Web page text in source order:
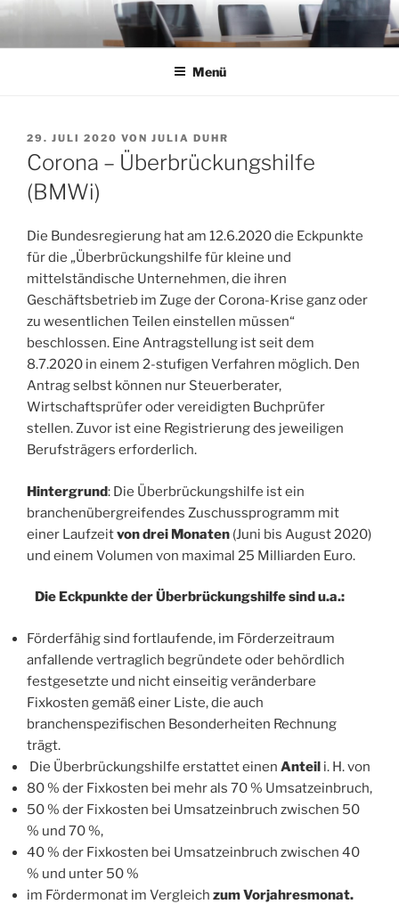
Zum
springen
Menü
VERÖFFENTLICHT
AM
29. JULI 2020 VON JULIA DUHR
Corona – Überbrückungshilfe
(BMWi)
Die Bundesregierung hat am 12.6.2020 die Eckpunkte
für die „Überbrückungshilfe für kleine und
mittelständische Unternehmen, die ihren
Geschäftsbetrieb im Zuge der Corona-Krise ganz oder
zu wesentlichen Teilen einstellen müssen“
beschlossen. Eine Antragstellung ist seit dem
8.7.2020 in einem 2-stufigen Verfahren möglich. Den
Antrag selbst können nur Steuerberater,
Wirtschaftsprüfer oder vereidigten Buchprüfer
stellen. Zuvor ist eine Registrierung des jeweiligen
Berufsträgers erforderlich.
Hintergrund: Die Überbrückungshilfe ist ein
branchenübergreifendes Zuschussprogramm mit
einer Laufzeitvon drei Monaten (Juni bis August 2020)
und einem Volumen von maximal 25 Milliarden Euro.
Die Eckpunkte der Überbrückungshilfe sind u.a.:
Förderfähig sind fortlaufende, im Förderzeitraum
anfallende vertraglich begründete oder behördlich
festgesetzte und nicht einseitig veränderbare
Fixkosten gemäß einer Liste, die auch
branchenspezifischen Besonderheiten Rechnung
trägt.
Die Überbrückungshilfe erstattet einen Anteil i. H. von
80 % der Fixkosten bei mehr als 70 % Umsatzeinbruch,
50 % der Fixkosten bei Umsatzeinbruch zwischen 50
% und 70 %,
40 % der Fixkosten bei Umsatzeinbruch zwischen 40
% und unter 50 %
im Fördermonat im Vergleich zum Vorjahresmonat.